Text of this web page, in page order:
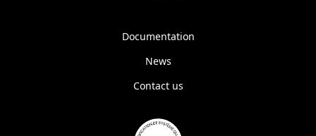
Documentation
News
Contact us